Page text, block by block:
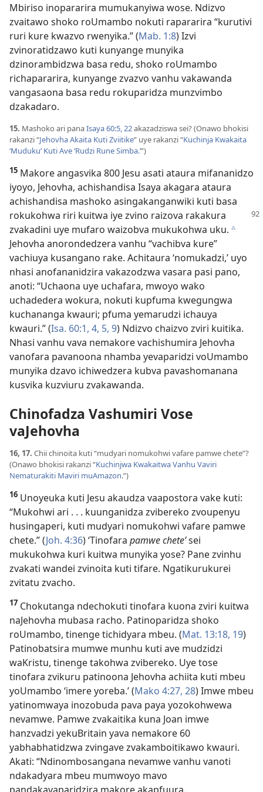
Mbiriso inopararira mumukanyiwa wose. Ndizvo
zvaitawo shoko roUmambo nokuti rapararira “kurutivi
ruri kure kwazvo rwenyika.” (Mab. 1:8) Izvi
zvinoratidzawo kuti kunyange munyika
dzinorambidzwa basa redu, shoko roUmambo
richapararira, kunyange zvazvo vanhu vakawanda
vangasaona basa redu rokuparidza munzvimbo
dzakadaro.
15. Mashoko ari panaIsaya 60:5,22akazadziswa sei? (Onawo bhokisi
rakanzi “Jehovha Akaita Kuti Zviitike” uye rakanzi “Kuchinja Kwakaita
‘Muduku’ Kuti Ave ‘Rudzi Rune Simba.’”)
15 Makore angasvika 800 Jesu asati ataura mifananidzo
iyoyo, Jehovha, achishandisa Isaya akagara ataura
achishandisa mashoko asingakanganwiki kuti basa
rokukohwa riri kuitwa iye zvino raizova rakakura
zvakadini uye mufaro waizobva mukukohwa uku. c
Jehovha anorondedzera vanhu “vachibva kure”
vachiuya kusangano rake. Achitaura ‘nomukadzi,’ uyo
nhasi anofananidzira vakazodzwa vasara pasi pano,
anoti: “Uchaona uye uchafara, mwoyo wako
uchadedera wokura, nokuti kupfuma kwegungwa
kuchananga kwauri; pfuma yemarudzi ichauya
kwauri.” (Isa. 60:1, 4, 5, 9) Ndizvo chaizvo zviri kuitika.
Nhasi vanhu vava nemakore vachishumira Jehovha
vanofara pavanoona nhamba yevaparidzi voUmambo
munyika dzavo ichiwedzera kubva pavashomanana
kusvika kuzviuru zvakawanda.
Chinofadza Vashumiri Vose
vaJehovha
16, 17. Chii chinoita kuti “mudyari nomukohwi vafare pamwe chete”?
(Onawo bhokisi rakanzi “Kuchinjwa Kwakaitwa Vanhu Vaviri
Nematurakiti Maviri muAmazon.”)
16 Unoyeuka kuti Jesu akaudza vaapostora vake kuti:
“Mukohwi ari . . . kuunganidza zvibereko zvoupenyu
husingaperi, kuti mudyari nomukohwi vafare pamwe
chete.” (Joh. 4:36) ‘Tinofara pamwe chete’sei
mukukohwa kuri kuitwa munyika yose? Pane zvinhu
zvakati wandei zvinoita kuti tifare. Ngatikurukurei
zvitatu zvacho.
17 Chokutanga ndechokuti tinofara kuona zviri kuitwa
naJehovha mubasa racho. Patinoparidza shoko
roUmambo, tinenge tichidyara mbeu. (Mat. 13:18, 19)
Patinobatsira mumwe munhu kuti ave mudzidzi
waKristu, tinenge takohwa zvibereko. Uye tose
tinofara zvikuru patinoona Jehovha achiita kuti mbeu
yoUmambo ‘imere yoreba.’ (Mako 4:27, 28) Imwe mbeu
yatinomwaya inozobuda pava paya yozokohwewa
nevamwe. Pamwe zvakaitika kuna Joan imwe
hanzvadzi yekuBritain yava nemakore 60
yabhabhatidzwa zvingave zvakamboitikawo kwauri.
Akati: “Ndinombosangana nevamwe vanhu vanoti
ndakadyara mbeu mumwoyo mavo